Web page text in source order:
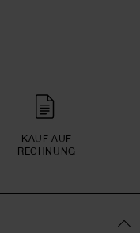
KAUF AUF
RECHNUNG